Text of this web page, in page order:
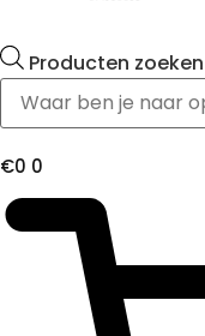
Producten zoeken
€0 0